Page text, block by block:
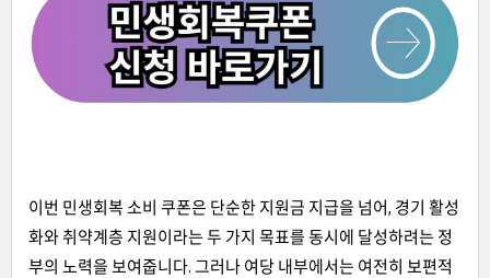
이번 민생회복 소비 쿠폰은 단순한 지원금 지급을 넘어, 경기 활성
화와 취약계층 지원이라는 두 가지 목표를 동시에 달성하려는 정
부의 노력을 보여줍니다. 그러나 여당 내부에서는 여전히 보편적